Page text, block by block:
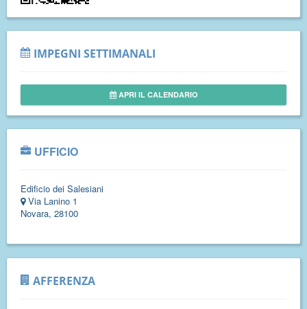
IMPEGNI SETTIMANALI
APRI IL CALENDARIO
UFFICIO
Edificio dei Salesiani
Via Lanino 1
Novara, 28100
AFFERENZA